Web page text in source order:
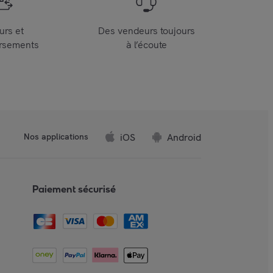
et
Des vendeurs toujours
à l’écoute
Nos applications iOS Android
Paiement sécurisé